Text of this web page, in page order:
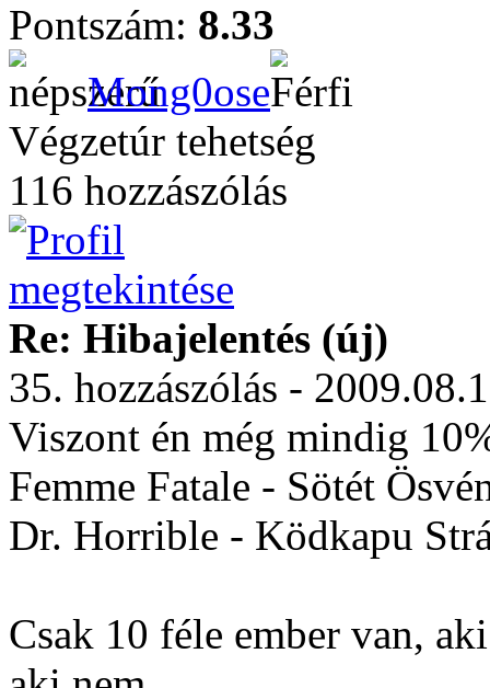
Pontszám: 8.33
Mong0ose
Végzetúr tehetség
116 hozzászólás
Re: Hibajelentés (új)
35. hozzászólás -
Viszont én még mindig
Femme Fatale - Sötét
Dr. Horrible - Ködkapu
Csak 10 féle ember van,